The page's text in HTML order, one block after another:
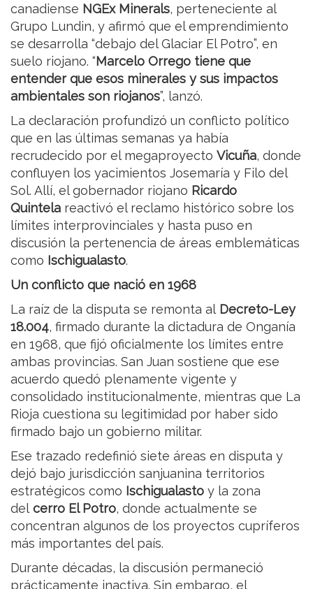
canadiense NGEx Minerals, perteneciente al
Grupo Lundin, y afirmó que el emprendimiento
se desarrolla “debajo del Glaciar El Potro”, en
suelo riojano. “Marcelo Orrego tiene que
entender que esos minerales y sus impactos
ambientales son riojanos”, lanzó.
La declaración profundizó un conflicto político
que en las últimas semanas ya había
recrudecido por el megaproyecto Vicuña, donde
confluyen los yacimientos Josemaría y Filo del
Sol. Allí, el gobernador riojano Ricardo
Quintela reactivó el reclamo histórico sobre los
límites interprovinciales y hasta puso en
discusión la pertenencia de áreas emblemáticas
como Ischigualasto.
Un conflicto que nació en 1968
La raíz de la disputa se remonta al Decreto-Ley
18.004, firmado durante la dictadura de Onganía
en 1968, que fijó oficialmente los límites entre
ambas provincias. San Juan sostiene que ese
acuerdo quedó plenamente vigente y
consolidado institucionalmente, mientras que La
Rioja cuestiona su legitimidad por haber sido
firmado bajo un gobierno militar.
Ese trazado redefinió siete áreas en disputa y
dejó bajo jurisdicción sanjuanina territorios
estratégicos como Ischigualasto y la zona
del cerro El Potro, donde actualmente se
concentran algunos de los proyectos cupríferos
más importantes del país.
Durante décadas, la discusión permaneció
prácticamente inactiva. Sin embargo, el